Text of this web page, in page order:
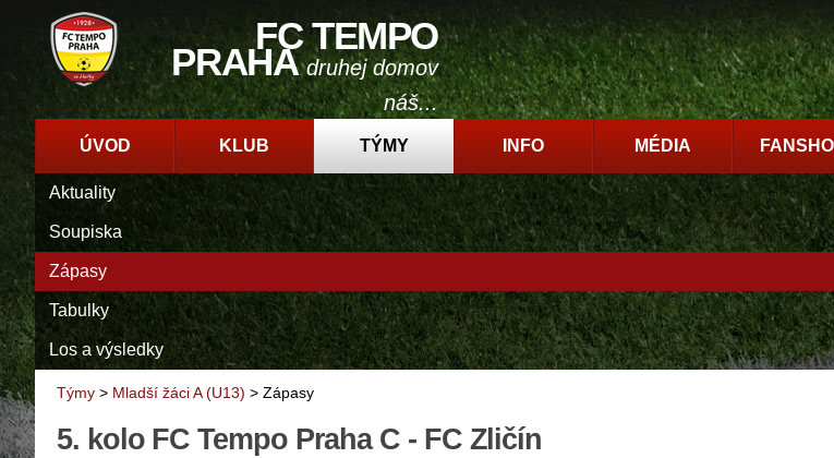
FC TEMPO
PRAHAdruhej domov
náš...
ÚVOD KLUB TÝMY INFO MÉDIA
Aktuality
Soupiska
Zápasy
Tabulky
Los a výsledky
Týmy > Mladší žáci A (U13) > Zápasy
5. kolo FC Tempo Praha C - FC Zličín